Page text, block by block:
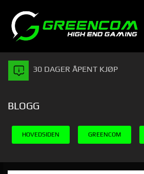
innholdet
PRODUKTER
30 DAGER ÅPENT KJØP
BLOGG
HOVEDSIDEN GREENCOM